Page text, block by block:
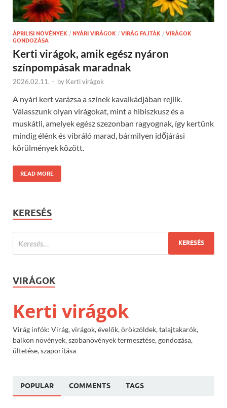
ÁPRILISI NÖVÉNYEK / NYÁRI VIRÁGOK / VIRÁG FAJTÁK / VIRÁGOK
GONDOZÁSA
Kerti virágok, amik egész nyáron
színpompásak maradnak
2026.02.11. - by Kerti virágok
A nyári kert varázsa a színek kavalkádjában rejlik.
Válasszunk olyan virágokat, mint a hibiszkusz és a
muskátli, amelyek egész szezonban ragyognak, így kertünk
mindig élénk és vibráló marad, bármilyen időjárási
körülmények között.
READ MORE
KERESÉS
VIRÁGOK
Kerti virágok
Virág infók: Virág, virágok, évelők, örökzöldek, talajtakarók,
balkon növények, szobanövények termesztése, gondozása,
ültetése, szaporítása
POPULAR COMMENTS TAGS